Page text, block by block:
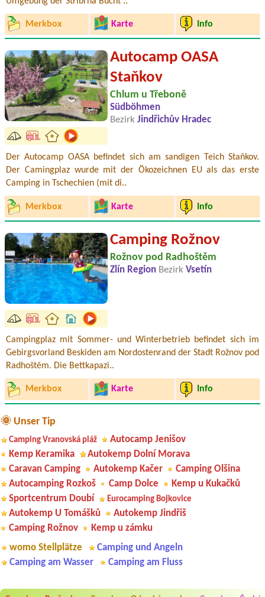
Merkbox Karte Info
Autocamp OASA
Staňkov
Chlum u Třeboně
Südböhmen
Bezirk Jindřichův Hradec
Der Autocamp OASA befindet sich am sandigen Teich Staňkov.
Der Camingplaz wurde mit der Ökozeichnen EU als das erste
Camping in Tschechien (mit di..
Merkbox Karte Info
Camping Rožnov
Rožnov pod Radhoštěm
Zlín Region Bezirk Vsetín
Campingplaz mit Sommer- und Winterbetrieb befindet sich im
Gebirgsvorland Beskiden am Nordostenrand der Stadt Rožnov pod
Radhoštěm. Die Bettkapazi..
Merkbox Karte Info
🌞 Unser Tip
Camping Vranovská pláž
Autocamp Jenišov
Kemp Keramika
Autokemp Dolní Morava
Caravan Camping
Autokemp Kačer
Camping Olšina
Autocamping Rozkoš
Camp Dolce
Kemp u Kukačků
Sportcentrum Doubí
Eurocamping Bojkovice
Autokemp U Tomášků
Autokemp Jindřiš
Camping Rožnov
Kemp u zámku
womo Stellplätze
Camping und Angeln
Camping am Wasser
Camping am Fluss